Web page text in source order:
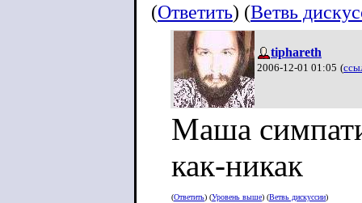
(Ответить) (Ветвь
tiphareth
2006-12-01 01:05 (
Маша
как-никак
(Ответить) (Уровень выше) (Ветвь дискуссии)